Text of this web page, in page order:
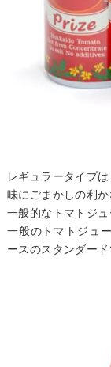
レギュラータイプ
味にごまかしの利か
一般的なトマトジ
一般のトマトジュ
ースのスタンダード